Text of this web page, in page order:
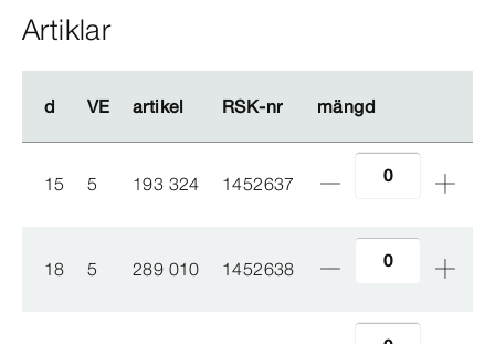
Artiklar
d VE artikel RSK-​nr mängd
d VE artikel RSK-​nr mängd
15 5 193 324 1452637
18 5 289 010 1452638